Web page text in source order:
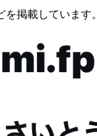
掲載しています。